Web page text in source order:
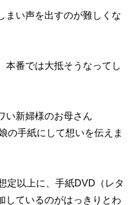
まい声を出すのが難しくな
番では大抵そうなってし
い新婦様のお母さん
の手紙にして想いを伝えま
定以上に、手紙DVD（レタ
しているのがはっきりとわ